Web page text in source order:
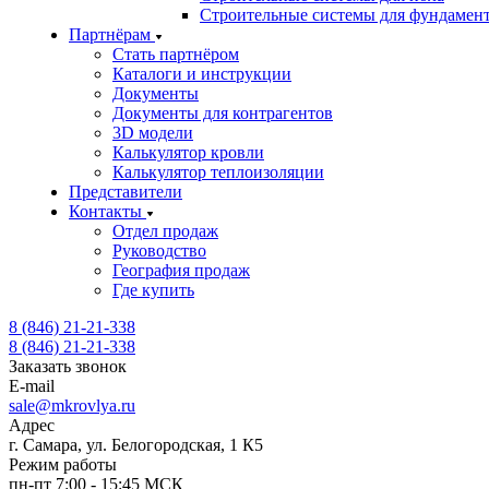
Строительные системы для
Партнёрам
Стать партнёром
Каталоги и инструкции
Документы
Документы для контрагентов
3D модели
Калькулятор кровли
Калькулятор теплоизоляции
Представители
Контакты
Отдел продаж
Руководство
География продаж
Где купить
8 (846) 21-21-338
8 (846) 21-21-338
Заказать звонок
E-mail
sale@mkrovlya.ru
Адрес
г. Самара, ул. Белогородская, 1 К5
Режим работы
пн-пт 7:00 - 15:45 МСК